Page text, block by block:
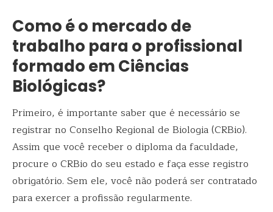
Como é o mercado de
trabalho para o profissional
formado em Ciências
Biológicas?
Primeiro, é importante saber que é necessário se
registrar no Conselho Regional de Biologia (CRBio).
Assim que você receber o diploma da faculdade,
procure o CRBio do seu estado e faça esse registro
obrigatório. Sem ele, você não poderá ser contratado
para exercer a profissão regularmente.